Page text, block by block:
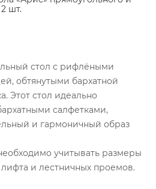
2 шт.
стол с рифлёными
обтянутыми бархатной
Этот стол идеально
салфетками,
и гармоничный образ
учитывать размеры
и лестничных проемов.